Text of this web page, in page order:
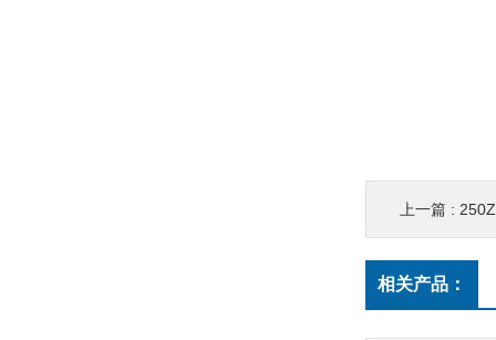
上一篇 :
相关产品：